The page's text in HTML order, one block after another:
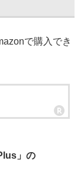
で購入でき
」の